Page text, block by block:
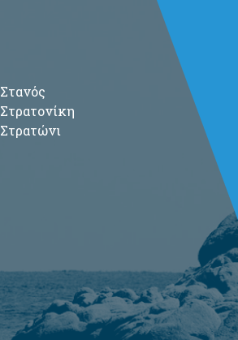
Στανός
Στρατονίκη
Στρατώνι